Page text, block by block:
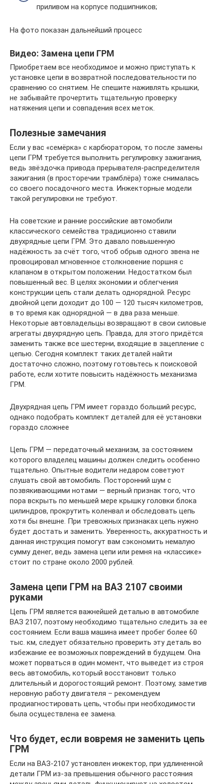
приливом на корпусе подшипников;
На фото показан дальнейший процесс
Видео: Замена цепи ГРМ
Приобретаем все необходимое и можно приступать к
установке цепи в возвратной последовательности по
сравнению со снятием. Не спешите наживлять крышки,
не забывайте прочертить тщательную проверку
натяжения цепи и совпадения всех меток.
Полезные замечания
Если у вас «семёрка» с карбюратором, то после замены
цепи ГРМ требуется выполнить регулировку зажигания,
ведь звёздочка привода прерывателя-распределителя
зажигания (в просторечии трамблёра) тоже снималась
со своего посадочного места. Инжекторные модели
такой регулировки не требуют.
На советские и ранние российские автомобили
классического семейства традиционно ставили
двухрядные цепи ГРМ. Это давало повышенную
надёжность за счёт того, чтоб обрыв одного звена не
провоцировал мгновенное столкновение поршня с
клапаном в открытом положении. Недостатком был
повышенный вес. В целях экономии и облегчения
конструкции цепь стали делать однорядной. Ресурс
двойной цепи доходит до 100 — 120 тысяч километров,
в то время как однорядной — в два раза меньше.
Некоторые автовладельцы возвращают в свои силовые
агрегаты двухрядную цепь. Правда, для этого придётся
заменить также все шестерни, входящие в зацепление с
цепью. Сегодня комплект таких деталей найти
достаточно сложно, поэтому готовьтесь к поисковой
работе, если хотите повысить надёжность механизма
ГРМ.
Двухрядная цепь ГРМ имеет гораздо больший ресурс,
однако подобрать комплект деталей для её установки
гораздо сложнее
Цепь ГРМ — передаточный механизм, за состоянием
которого владелец машины должен следить особенно
тщательно. Опытные водители недаром советуют
слушать свой автомобиль. Посторонний шум с
позвякивающими нотами — верный признак того, что
пора вскрыть по меньшей мере крышку головки блока
цилиндров, прокрутить коленвал и обследовать цепь
хотя бы внешне. При тревожных признаках цепь нужно
будет достать и заменить. Уверенность, аккуратность и
данная инструкция помогут вам сэкономить немалую
сумму денег, ведь замена цепи или ремня на «классике»
стоит по стране около 2000 рублей.
Замена цепи ГРМ на ВАЗ 2107 своими
руками
Цепь ГРМ является важнейшей деталью в автомобиле
ВАЗ 2107, поэтому необходимо тщательно следить за ее
состоянием. Если ваша машина имеет пробег более 60
тыс. км, следует обязательно проверить эту деталь во
избежание ее возможных повреждений в будущем. Она
может порваться в один момент, что выведет из строя
весь автомобиль, который восстановит только
длительный и дорогостоящий ремонт. Поэтому, заметив
неровную работу двигателя – рекомендуем
продиагностировать цепь, чтобы при необходимости
была осуществлена ее замена.
Что будет, если вовремя не заменить цепь
ГРМ
Если на ВАЗ-2107 установлен инжектор, при удлиненной
детали ГРМ из-за превышения обычного расстояния